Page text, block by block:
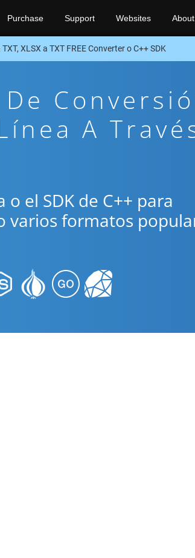
Purchase Support Websites About
XLSX a TXT FREE Converter o C++ SDK
A
el SDK de C++ para
varios formatos